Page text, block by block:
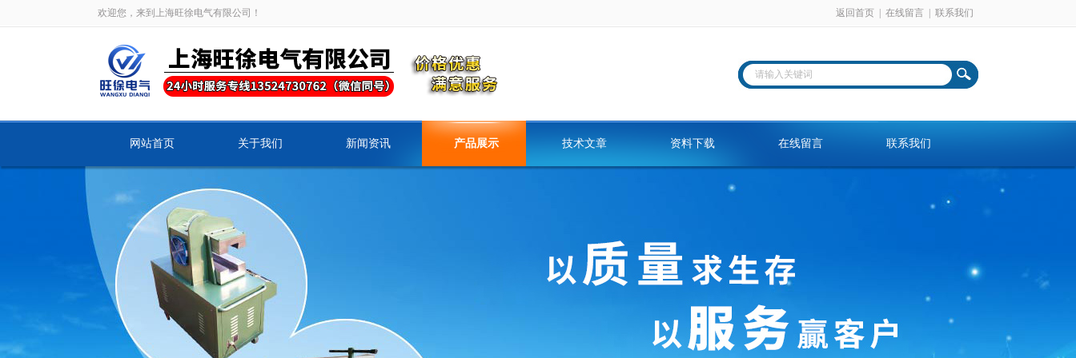
欢迎您，来到上海旺徐电气有限公司！ 返回首页 在线留言 联系我们
网站首页 关于我们 新闻资讯 产品展示 技术文章 资料下载 在线留言 联系我们